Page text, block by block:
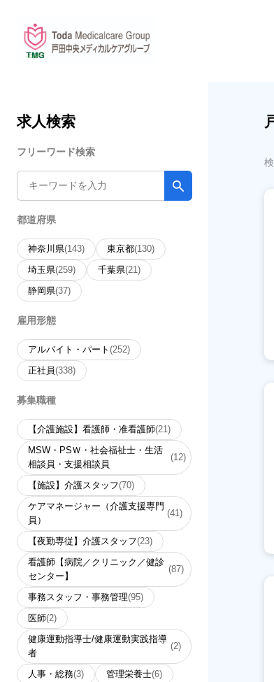
求人検索
フリーワード検索
都道府県
神奈川県(143) 東京都(130)
埼玉県(259) 千葉県(21)
静岡県(37)
雇用形態
アルバイト・パート (252)
正社員(338)
募集職種
【介護施設】看護師・准看護師(21)
MSW・PSＷ・社会福祉士・生活
相談員・支援相談員
(12)
【施設】介護スタッフ(70)
ケアマネージャー（介護支援専門
員）
(41)
【夜勤専従】介護スタッフ(23)
看護師【病院／クリニック／健診
センター】
(87)
事務スタッフ・事務管理(95)
医師(2)
健康運動指導士/健康運動実践指導
者
(2)
人事・総務(3) 管理栄養士(6)